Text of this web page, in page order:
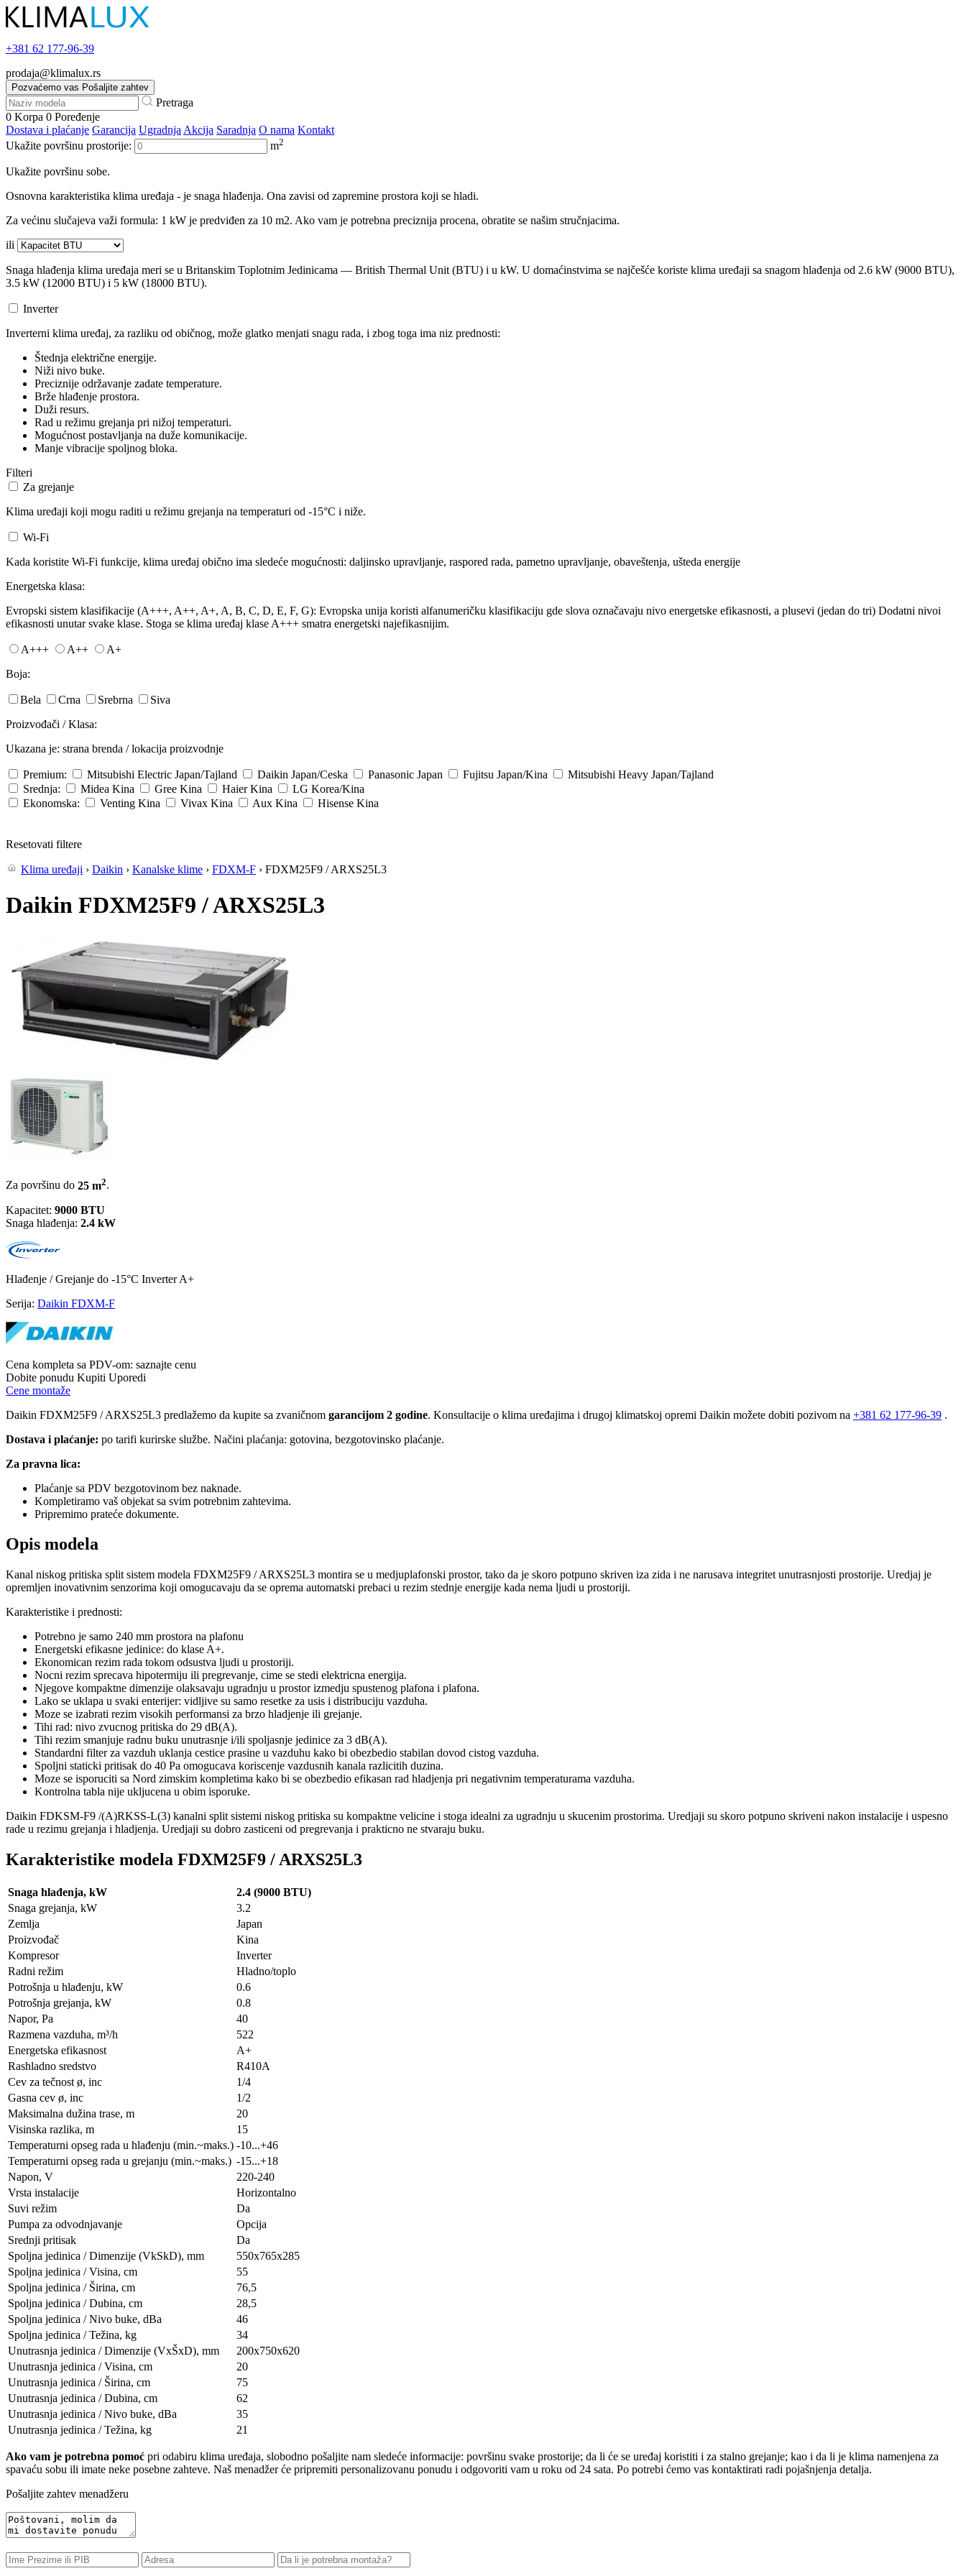
+381 62 177-96-39
prodaja@klimalux.rs
Pozvaćemo vas Pošaljite zahtev
Pretraga
0 Korpa 0 Poređenje
Dostava i plaćanje Garancija Ugradnja Akcija Saradnja O nama Kontakt
Ukažite površinu prostorije:
m2
Ukažite površinu sobe.
Osnovna karakteristika klima uređaja - je snaga hlađenja. Ona zavisi od zapremine prostora koji se hladi.
Za većinu slučajeva važi formula: 1 kW je predviđen za 10 m2. Ako vam je potrebna preciznija procena, obratite se našim stručnjacima.
ili
Snaga hlađenja klima uređaja meri se u Britanskim Toplotnim Jedinicama — British Thermal Unit (BTU) i u kW. U domaćinstvima se najčešće koriste klima uređaji sa snagom hlađenja od 2.6 kW (9000 BTU),
3.5 kW (12000 BTU) i 5 kW (18000 BTU).
Inverter
Inverterni klima uređaj, za razliku od običnog, može glatko menjati snagu rada, i zbog toga ima niz prednosti:
Štednja električne energije.
Niži nivo buke.
Preciznije održavanje zadate temperature.
Brže hlađenje prostora.
Duži resurs.
Rad u režimu grejanja pri nižoj temperaturi.
Mogućnost postavljanja na duže komunikacije.
Manje vibracije spoljnog bloka.
Filteri
Za grejanje
Klima uređaji koji mogu raditi u režimu grejanja na temperaturi od -15°C i niže.
Wi-Fi
Kada koristite Wi-Fi funkcije, klima uređaj obično ima sledeće mogućnosti: daljinsko upravljanje, raspored rada, pametno upravljanje, obaveštenja, ušteda energije
Energetska klasa:
Evropski sistem klasifikacije (A+++, A++, A+, A, B, C, D, E, F, G): Evropska unija koristi alfanumeričku klasifikaciju gde slova označavaju nivo energetske efikasnosti, a plusevi (jedan do tri) Dodatni nivoi
efikasnosti unutar svake klase. Stoga se klima uređaj klase A+++ smatra energetski najefikasnijim.
A+++ A++
A+
Boja:
Bela Crna Srebrna
Siva
Proizvođači / Klasa:
Ukazana je: strana brenda / lokacija proizvodnje
Premium: Mitsubishi Electric Japan/Tajland Daikin Japan/Ceska Panasonic Japan Fujitsu Japan/Kina Mitsubishi Heavy Japan/Tajland
Srednja:
Midea Kina Gree Kina Haier Kina LG Korea/Kina
Ekonomska:
Venting Kina Vivax Kina Aux Kina Hisense Kina
Resetovati filtere
Klima uređaji › Daikin › Kanalske klime › FDXM-F › FDXM25F9 / ARXS25L3
Daikin FDXM25F9 / ARXS25L3
Za površinu do 25 m2.
Kapacitet: 9000 BTU
Snaga hlađenja: 2.4 kW
Hlađenje / Grejanje do -15°C Inverter A+
Serija: Daikin FDXM-F
Cena kompleta sa PDV-om: saznajte cenu
Dobite ponudu Kupiti Uporedi
Cene montaže
Daikin FDXM25F9 / ARXS25L3 predlažemo da kupite sa zvaničnom garancijom 2 godine. Konsultacije o klima uređajima i drugoj klimatskoj opremi Daikin možete dobiti pozivom na +381 62 177-96-39 .
Dostava i plaćanje: po tarifi kurirske službe. Načini plaćanja: gotovina, bezgotovinsko plaćanje.
Za pravna lica:
Plaćanje sa PDV bezgotovinom bez naknade.
Kompletiramo vaš objekat sa svim potrebnim zahtevima.
Pripremimo prateće dokumente.
Opis modela
Kanal niskog pritiska split sistem modela FDXM25F9 / ARXS25L3 montira se u medjuplafonski prostor, tako da je skoro potpuno skriven iza zida i ne narusava integritet unutrasnjosti prostorije. Uredjaj je
opremljen inovativnim senzorima koji omogucavaju da se oprema automatski prebaci u rezim stednje energije kada nema ljudi u prostoriji.
Karakteristike i prednosti:
Potrebno je samo 240 mm prostora na plafonu
Energetski efikasne jedinice: do klase A+.
Ekonomican rezim rada tokom odsustva ljudi u prostoriji.
Nocni rezim sprecava hipotermiju ili pregrevanje, cime se stedi elektricna energija.
Njegove kompaktne dimenzije olaksavaju ugradnju u prostor izmedju spustenog plafona i plafona.
Lako se uklapa u svaki enterijer: vidljive su samo resetke za usis i distribuciju vazduha.
Moze se izabrati rezim visokih performansi za brzo hladjenje ili grejanje.
Tihi rad: nivo zvucnog pritiska do 29 dB(A).
Tihi rezim smanjuje radnu buku unutrasnje i/ili spoljasnje jedinice za 3 dB(A).
Standardni filter za vazduh uklanja cestice prasine u vazduhu kako bi obezbedio stabilan dovod cistog vazduha.
Spoljni staticki pritisak do 40 Pa omogucava koriscenje vazdusnih kanala razlicitih duzina.
Moze se isporuciti sa Nord zimskim kompletima kako bi se obezbedio efikasan rad hladjenja pri negativnim temperaturama vazduha.
Kontrolna tabla nije ukljucena u obim isporuke.
Daikin FDKSM-F9 /(A)RKSS-L(3) kanalni split sistemi niskog pritiska su kompaktne velicine i stoga idealni za ugradnju u skucenim prostorima. Uredjaji su skoro potpuno skriveni nakon instalacije i uspesno
rade u rezimu grejanja i hladjenja. Uredjaji su dobro zasticeni od pregrevanja i prakticno ne stvaraju buku.
Karakteristike modela FDXM25F9 / ARXS25L3
Snaga hlađenja, kW
2.4 (9000 BTU)
Snaga grejanja, kW
3.2
Zemlja
Japan
Proizvođač
Kina
Kompresor
Inverter
Radni režim
Hladno/toplo
Potrošnja u hlađenju, kW
0.6
Potrošnja grejanja, kW
0.8
Napor, Pa
40
Razmena vazduha, m³/h
522
Energetska efikasnost
A+
Rashladno sredstvo
R410A
Cev za tečnost ø, inc
1/4
Gasna cev ø, inc
1/2
Maksimalna dužina trase, m
20
Visinska razlika, m
15
Temperaturni opseg rada u hlađenju (min.~maks.) -10...+46
Temperaturni opseg rada u grejanju (min.~maks.) -15...+18
Napon, V
220-240
Vrsta instalacije
Horizontalno
Suvi režim
Da
Pumpa za odvodnjavanje
Opcija
Srednji pritisak
Da
Spoljna jedinica / Dimenzije (VkSkD), mm
550x765x285
Spoljna jedinica / Visina, сm
55
Spoljna jedinica / Širina, сm
76,5
Spoljna jedinica / Dubina, сm
28,5
Spoljna jedinica / Nivo buke, dBa
46
Spoljna jedinica / Težina, kg
34
Unutrasnja jedinica / Dimenzije (VxŠxD), mm
200x750x620
Unutrasnja jedinica / Visina, сm
20
Unutrasnja jedinica / Širina, сm
75
Unutrasnja jedinica / Dubina, сm
62
Unutrasnja jedinica / Nivo buke, dBa
35
Unutrasnja jedinica / Težina, kg
21
Ako vam je potrebna pomoć pri odabiru klima uređaja, slobodno pošaljite nam sledeće informacije: površinu svake prostorije; da li će se uređaj koristiti i za stalno grejanje; kao i da li je klima namenjena za
spavaću sobu ili imate neke posebne zahteve. Naš menadžer će pripremiti personalizovanu ponudu i odgovoriti vam u roku od 24 sata. Po potrebi ćemo vas kontaktirati radi pojašnjenja detalja.
Pošaljite zahtev menadžeru